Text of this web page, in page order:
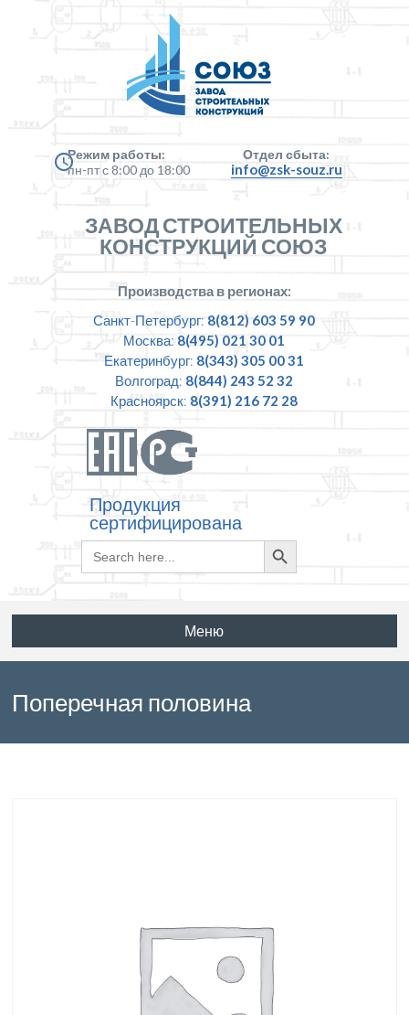
Режим работы:
пн-пт с 8:00 до 18:00
Отдел сбыта:
info@zsk-souz.ru
ЗАВОД СТРОИТЕЛЬНЫХ
КОНСТРУКЦИЙ СОЮЗ
Производства в регионах:
Санкт-Петербург: 8(812) 603 59 90
Москва: 8(495) 021 30 01
Екатеринбург: 8(343) 305 00 31
Волгоград: 8(844) 243 52 32
Красноярск: 8(391) 216 72 28
Продукция
сертифицирована
Search
for:
Search
Button
Меню
Поперечная половина